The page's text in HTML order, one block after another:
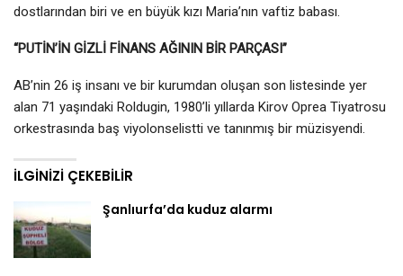
dostlarından biri ve en büyük kızı Maria’nın vaftiz babası.
“PUTİN’İN GİZLİ FİNANS AĞININ BİR PARÇASI”
AB’nin 26 iş insanı ve bir kurumdan oluşan son listesinde yer
alan 71 yaşındaki Roldugin, 1980’li yıllarda Kirov Oprea Tiyatrosu
orkestrasında baş viyolonselistti ve tanınmış bir müzisyendi.
İLGINIZI ÇEKEBILIR
Şanlıurfa’da kuduz alarmı